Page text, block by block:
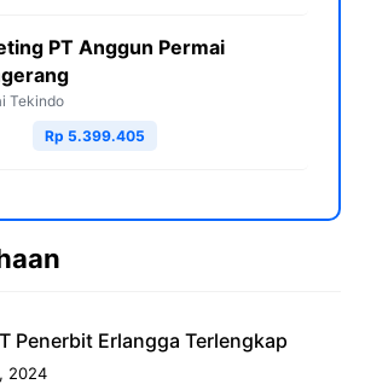
PT Anggun Permai
Tekindo
Rp 5.399.405
Penerbit Erlangga Terlengkap
2024